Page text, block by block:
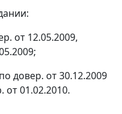
от 12.05.2009,
довер. от 30.12.2009
от 01.02.2010.